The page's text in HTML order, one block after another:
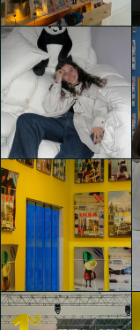
Filippo Tagliani
1st (First)
Ludovica Simoni
1st (First)
Lorenzo Scamoni